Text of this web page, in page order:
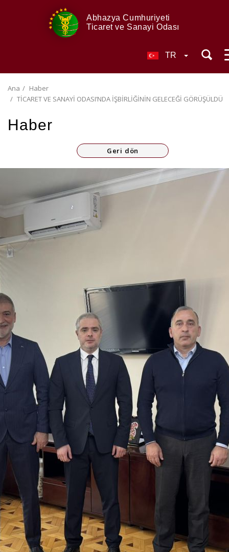
Abhazya Cumhuriyeti
Ticaret ve Sanayi Odası
TR
Ana
Haber
TİCARET VE SANAYİ ODASI’NDA İŞBİRLİĞİNİN GELECEĞİ GÖRÜŞÜLDÜ
Haber
Geri dön